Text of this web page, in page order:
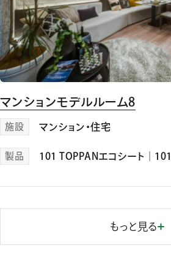
マンションモデルルーム8
施設 マンション・住宅
製品 101 TOPPANエコシート
もっと見る